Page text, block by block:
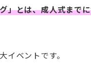
」とは、成人式まで
イベントです。